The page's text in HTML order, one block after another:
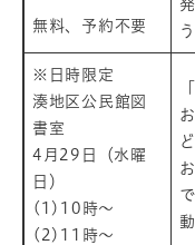
無料、予約不要
※日時限定
湊地区公民館図
書室
4月29日（水曜
日）
(1)10時～
(2)11時～